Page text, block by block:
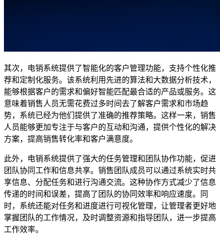
其次，电销系统提供了智能化的客户管理功能，支持个性化推
荐和定制化服务。该系统利用先进的算法和大数据分析技术，
能够根据客户的需求和偏好智能匹配最合适的产品或服务。这
意味着销售人员无需花费过多时间去了解客户需求和市场趋
势，系统已经为他们提供了准确的推荐策略。这样一来，销售
人员能够更加专注于与客户的互动和沟通，提供个性化的解决
方案，提高销售转化率和客户满意度。
此外，电销系统提供了强大的任务管理和团队协作功能，促进
团队协同工作和信息共享。销售团队成员可以通过系统实时共
享信息、分配任务和进行沟通交流。这种协作方式减少了信息
传递的时间和误差，提高了团队的协同效率和响应速度。同
时，系统还能对任务和进度进行可视化管理，让管理者更好地
掌握团队的工作情况，及时调整资源和指导团队，进一步提高
工作效率。